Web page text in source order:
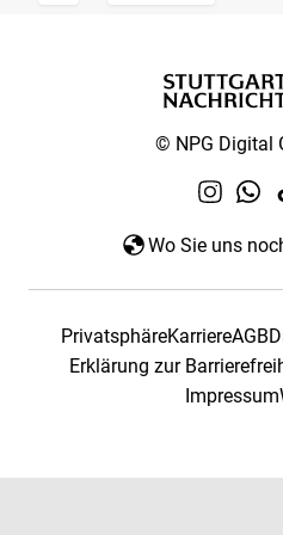
© NPG Digital
Wo Sie uns
PrivatsphäreKarriereAGB
Erklärung zur
Impressum